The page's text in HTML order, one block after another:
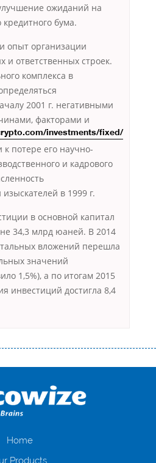
ожиданий на
бума.
опыт организации
и ответственных строек.
комплекса в
2001 г. негативными
investments/fixed/
факторами и
потере его научно-
и кадрового
в 1999 г.
в основной капитал
34,3 млрд юаней. В 2014
вложений перешла
значений
1,5%), а по итогам 2015
инвестиций достигла 8,4
Вам добре знайомі незручності
особистого часу і багато-багато
мікрокредитування Ви зможете
картку на наступних умовах:
відсотків (для нових клієнтів);
Home
Products